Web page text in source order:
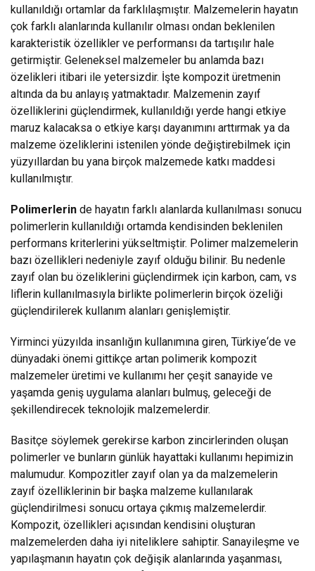
kullanıldığı ortamlar da farklılaşmıştır. Malzemelerin hayatın
çok farklı alanlarında kullanılır olması ondan beklenilen
karakteristik özellikler ve performansı da tartışılır hale
getirmiştir. Geleneksel malzemeler bu anlamda bazı
özelikleri itibari ile yetersizdir. İşte kompozit üretmenin
altında da bu anlayış yatmaktadır. Malzemenin zayıf
özelliklerini güçlendirmek, kullanıldığı yerde hangi etkiye
maruz kalacaksa o etkiye karşı dayanımını arttırmak ya da
malzeme özeliklerini istenilen yönde değiştirebilmek için
yüzyıllardan bu yana birçok malzemede katkı maddesi
kullanılmıştır.
Polimerlerin de hayatın farklı alanlarda kullanılması sonucu
polimerlerin kullanıldığı ortamda kendisinden beklenilen
performans kriterlerini yükseltmiştir. Polimer malzemelerin
bazı özellikleri nedeniyle zayıf olduğu bilinir. Bu nedenle
zayıf olan bu özeliklerini güçlendirmek için karbon, cam, vs
liflerin kullanılmasıyla birlikte polimerlerin birçok özeliği
güçlendirilerek kullanım alanları genişlemiştir.
Yirminci yüzyılda insanlığın kullanımına giren, Türkiye‘de ve
dünyadaki önemi gittikçe artan polimerik kompozit
malzemeler üretimi ve kullanımı her çeşit sanayide ve
yaşamda geniş uygulama alanları bulmuş, geleceği de
şekillendirecek teknolojik malzemelerdir.
Basitçe söylemek gerekirse karbon zincirlerinden oluşan
polimerler ve bunların günlük hayattaki kullanımı hepimizin
malumudur. Kompozitler zayıf olan ya da malzemelerin
zayıf özelliklerinin bir başka malzeme kullanılarak
güçlendirilmesi sonucu ortaya çıkmış malzemelerdir.
Kompozit, özellikleri açısından kendisini oluşturan
malzemelerden daha iyi niteliklere sahiptir. Sanayileşme ve
yapılaşmanın hayatın çok değişik alanlarında yaşanması,